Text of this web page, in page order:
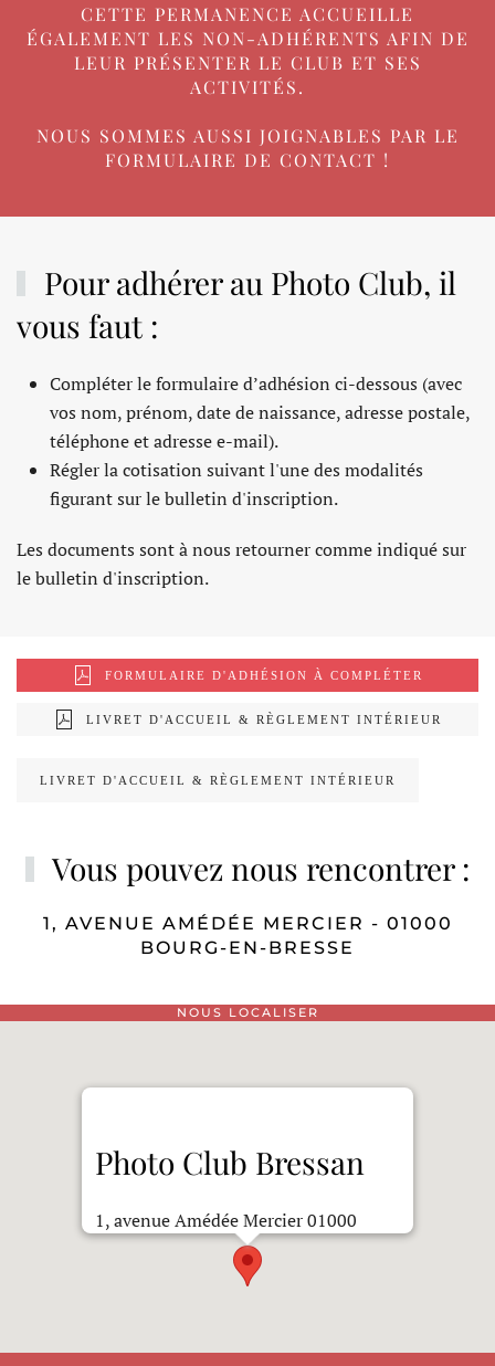
CETTE PERMANENCE ACCUEILLE
ÉGALEMENT LES NON-ADHÉRENTS AFIN DE
LEUR PRÉSENTER LE CLUB ET SES
ACTIVITÉS.
NOUS SOMMES AUSSI JOIGNABLES PAR LE
FORMULAIRE DE CONTACT !
Pour adhérer au Photo Club, il
vous faut :
Compléter le formulaire d’adhésion ci-dessous (avec
vos nom, prénom, date de naissance, adresse postale,
téléphone et adresse e-mail).
Régler la cotisation suivant l'une des modalités
figurant sur le bulletin d'inscription.
Les documents sont à nous retourner comme indiqué sur
le bulletin d'inscription.
FORMULAIRE D'ADHÉSION À COMPLÉTER
LIVRET D'ACCUEIL & RÈGLEMENT INTÉRIEUR
LIVRET D'ACCUEIL & RÈGLEMENT INTÉRIEUR
Vous pouvez nous rencontrer :
1, AVENUE AMÉDÉE MERCIER - 01000
BOURG-EN-BRESSE
NOUS LOCALISER
Photo Club Bressan
1, avenue Amédée Mercier 01000